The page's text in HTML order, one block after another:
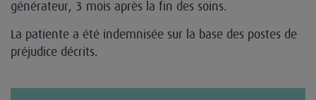
générateur, 3 mois après la fin des soins.
La patiente a été indemnisée sur la base des postes de
préjudice décrits.